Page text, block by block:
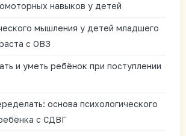
навыков у детей
мышления у детей младшего
с ОВЗ
и уметь ребёнок при поступлении
основа психологического
с СДВГ